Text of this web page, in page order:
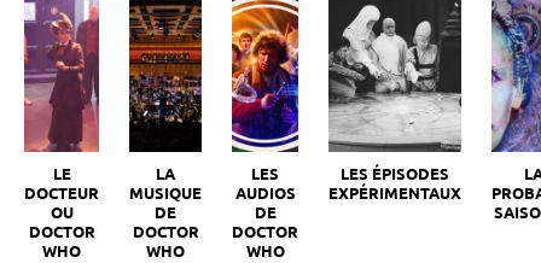
LE
DOCTEUR
OU
DOCTOR
WHO
LA
MUSIQUE
DE
DOCTOR
WHO
LES
AUDIOS
DE
DOCTOR
WHO
LES ÉPISODES
EXPÉRIMENTAUX